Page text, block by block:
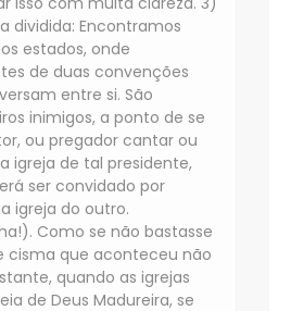
dividida: Encontramos
estados, onde
de duas convenções
entre si. São
inimigos, a ponto de se
ou pregador cantar ou
igreja de tal presidente,
ser convidado por
igreja do outro.
Como se não bastasse
cisma que aconteceu não
quando as igrejas
de Deus Madureira, se